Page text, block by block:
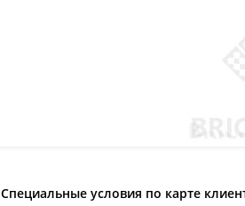
Специальные условия по карте